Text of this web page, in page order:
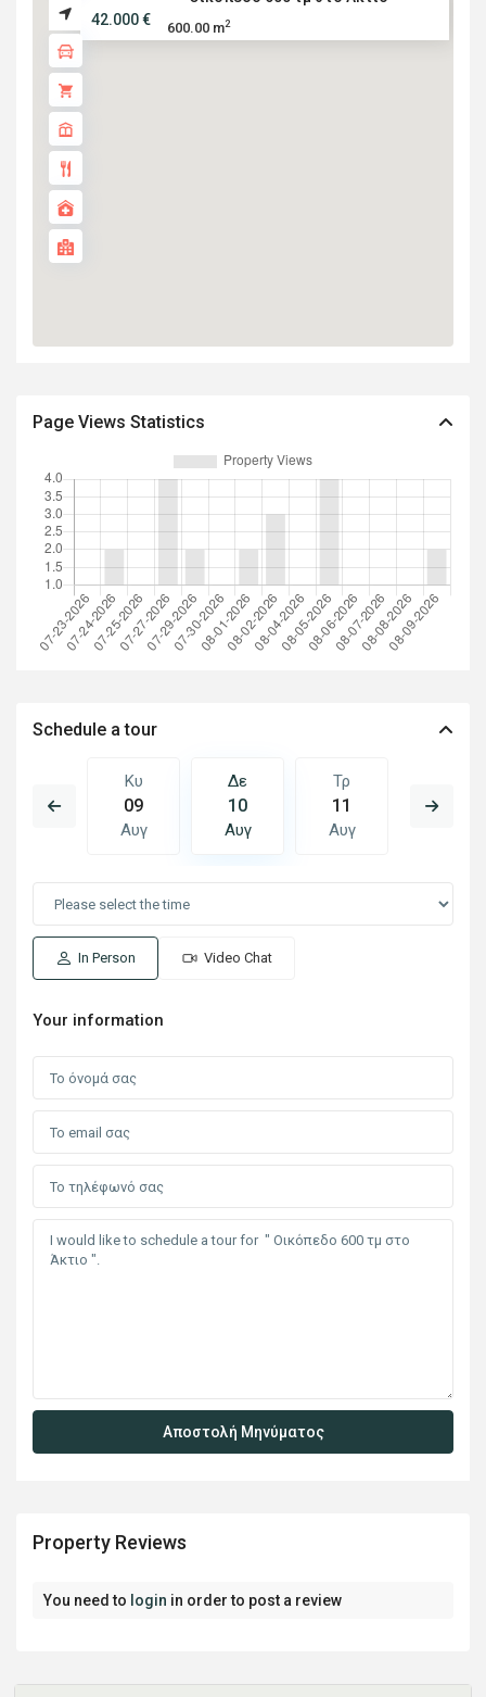
42.000 €
600.00 m2
Page Views Statistics
Schedule a tour
Κυ
09
Αυγ
Δε
10
Αυγ
Τρ
11
Αυγ
12
In Person Video Chat
Your information
Property Reviews
You need to login in order to post a review